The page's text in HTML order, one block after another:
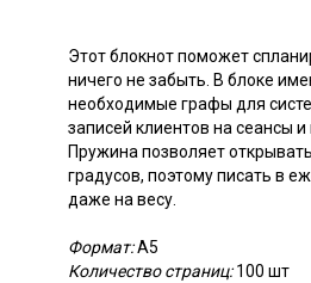
Этот блокнот поможет
ничего не забыть. В блоке
необходимые графы для
записей клиентов на сеансы
Пружина позволяет
градусов, поэтому писать в
даже на весу.
Формат:А5
Количество страниц:100 шт